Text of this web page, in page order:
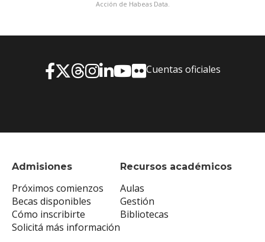
Acción de Habeas Data.
Admisiones
Próximos comienzos
Becas disponibles
Cómo inscribirte
Solicitá más información
Recursos académicos
Aulas
Gestión
Bibliotecas
Cuentas oficiales